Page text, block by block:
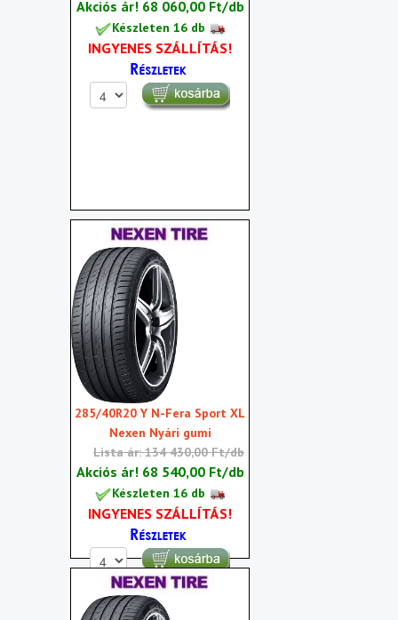
Akciós ár! 68 060,00 Ft/db
Készleten 16 db
INGYENES SZÁLLÍTÁS!
285/40R20 Y N-Fera Sport XL
Nexen Nyári gumi
Lista ár: 134 430,00 Ft/db
Akciós ár! 68 540,00 Ft/db
Készleten 16 db
INGYENES SZÁLLÍTÁS!